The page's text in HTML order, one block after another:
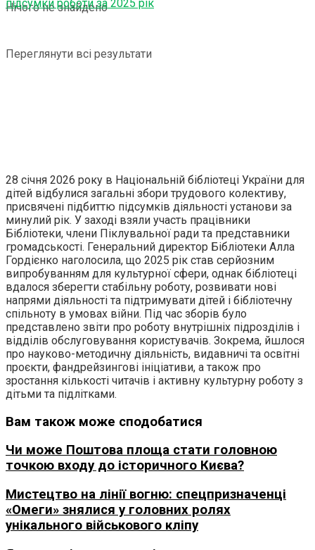
Нічого не знайдено
Переглянути всі результати
28 січня 2026 року в Національній бібліотеці України для
дітей відбулися загальні збори трудового колективу,
присвячені підбиттю підсумків діяльності установи за
минулий рік. У заході взяли участь працівники
Бібліотеки, члени Піклувальної ради та представники
громадськості. Генеральний директор Бібліотеки Алла
Гордієнко наголосила, що 2025 рік став серйозним
випробуванням для культурної сфери, однак бібліотеці
вдалося зберегти стабільну роботу, розвивати нові
напрями діяльності та підтримувати дітей і бібліотечну
спільноту в умовах війни. Під час зборів було
представлено звіти про роботу внутрішніх підрозділів і
відділів обслуговування користувачів. Зокрема, йшлося
про науково-методичну діяльність, видавничі та освітні
проєкти, фандрейзингові ініціативи, а також про
зростання кількості читачів і активну культурну роботу з
дітьми та підлітками.
Вам також може сподобатися
Чи може Поштова площа стати головною
точкою входу до історичного Києва?
Мистецтво на лінії вогню: спецпризначенці
«Омеги» знялися у головних ролях
унікального військового кліпу